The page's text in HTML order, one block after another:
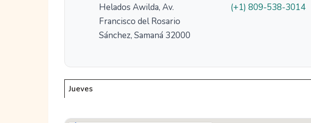
Helados Awilda, Av.
Francisco del Rosario
Sánchez, Samaná 32000
(+1) 809-538-3014
Jueves